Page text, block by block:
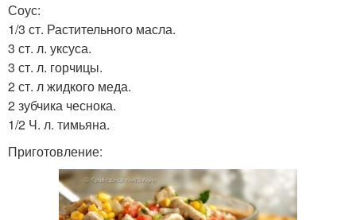
Соус:
1/3 ст. Растительного масла.
3 ст. л. уксуса.
3 ст. л. горчицы.
2 ст. л жидкого меда.
2 зубчика чеснока.
1/2 Ч. л. тимьяна.
Приготовление: